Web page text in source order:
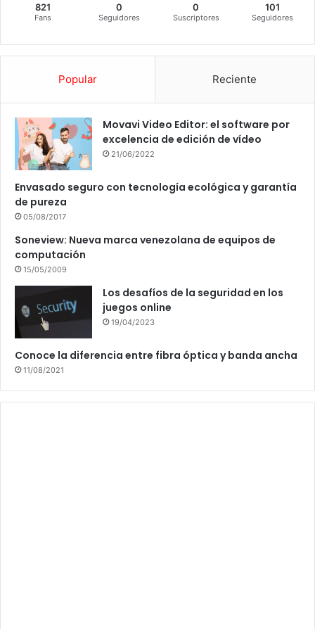
821
Fans
0
Seguidores
0
Suscriptores
101
Seguidores
Popular Reciente
Movavi Video Editor: el software por
excelencia de edición de vídeo
21/06/2022
Envasado seguro con tecnología ecológica y garantía
de pureza
05/08/2017
Soneview: Nueva marca venezolana de equipos de
computación
15/05/2009
Los desafíos de la seguridad en los
juegos online
19/04/2023
Conoce la diferencia entre fibra óptica y banda ancha
11/08/2021